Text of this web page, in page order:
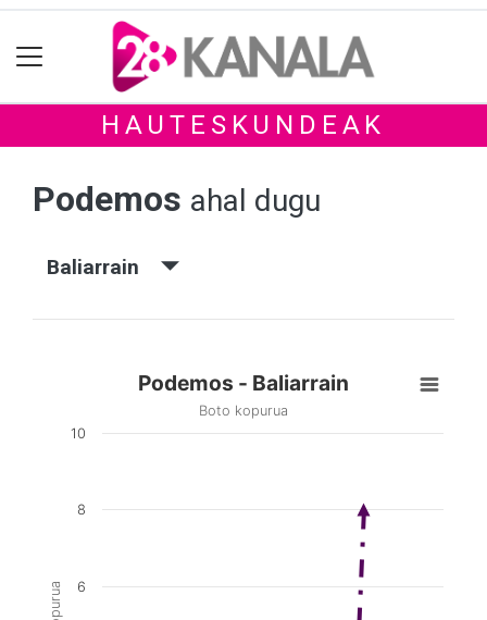
HAUTESKUNDEAK
Podemos ahal dugu
Baliarrain
Podemos - Baliarrain
Boto kopurua
6
8
10